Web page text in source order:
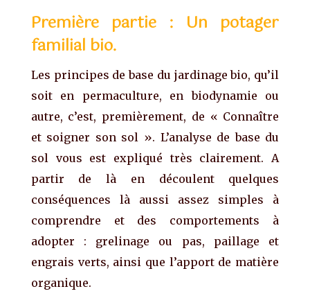
Première partie : Un potager
familial bio.
Les principes de base du jardinage bio, qu’il
soit en permaculture, en biodynamie ou
autre, c’est, premièrement, de « Connaître
et soigner son sol ». L’analyse de base du
sol vous est expliqué très clairement. A
partir de là en découlent quelques
conséquences là aussi assez simples à
comprendre et des comportements à
adopter : grelinage ou pas, paillage et
engrais verts, ainsi que l’apport de matière
organique.